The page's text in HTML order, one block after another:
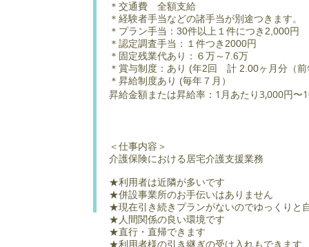
＊交通費 全額支給
＊経験者手当などの諸手当が別途つきます。
＊プラン手当：30件以上１件につき2,000円
＊認定調査手当：１件つき2000円
＊固定残業代あり：６万～7.6万
＊賞与制度：あり (年2回 計 2.00ヶ月分（前
＊ 昇給制度あり (毎年７月）
昇給金額または昇給率：1月あたり3,000円〜
＜仕事内容＞
介護保険における居宅介護支援業務
★利用者は近隣が多いです
★併設事業所のお手伝いはありません
★現在引き続きプランがないのでゆっくりと
​★人間関係の良い環境です
★直行・直帰できます
★利用者様の引き継ぎの受け入れもできます